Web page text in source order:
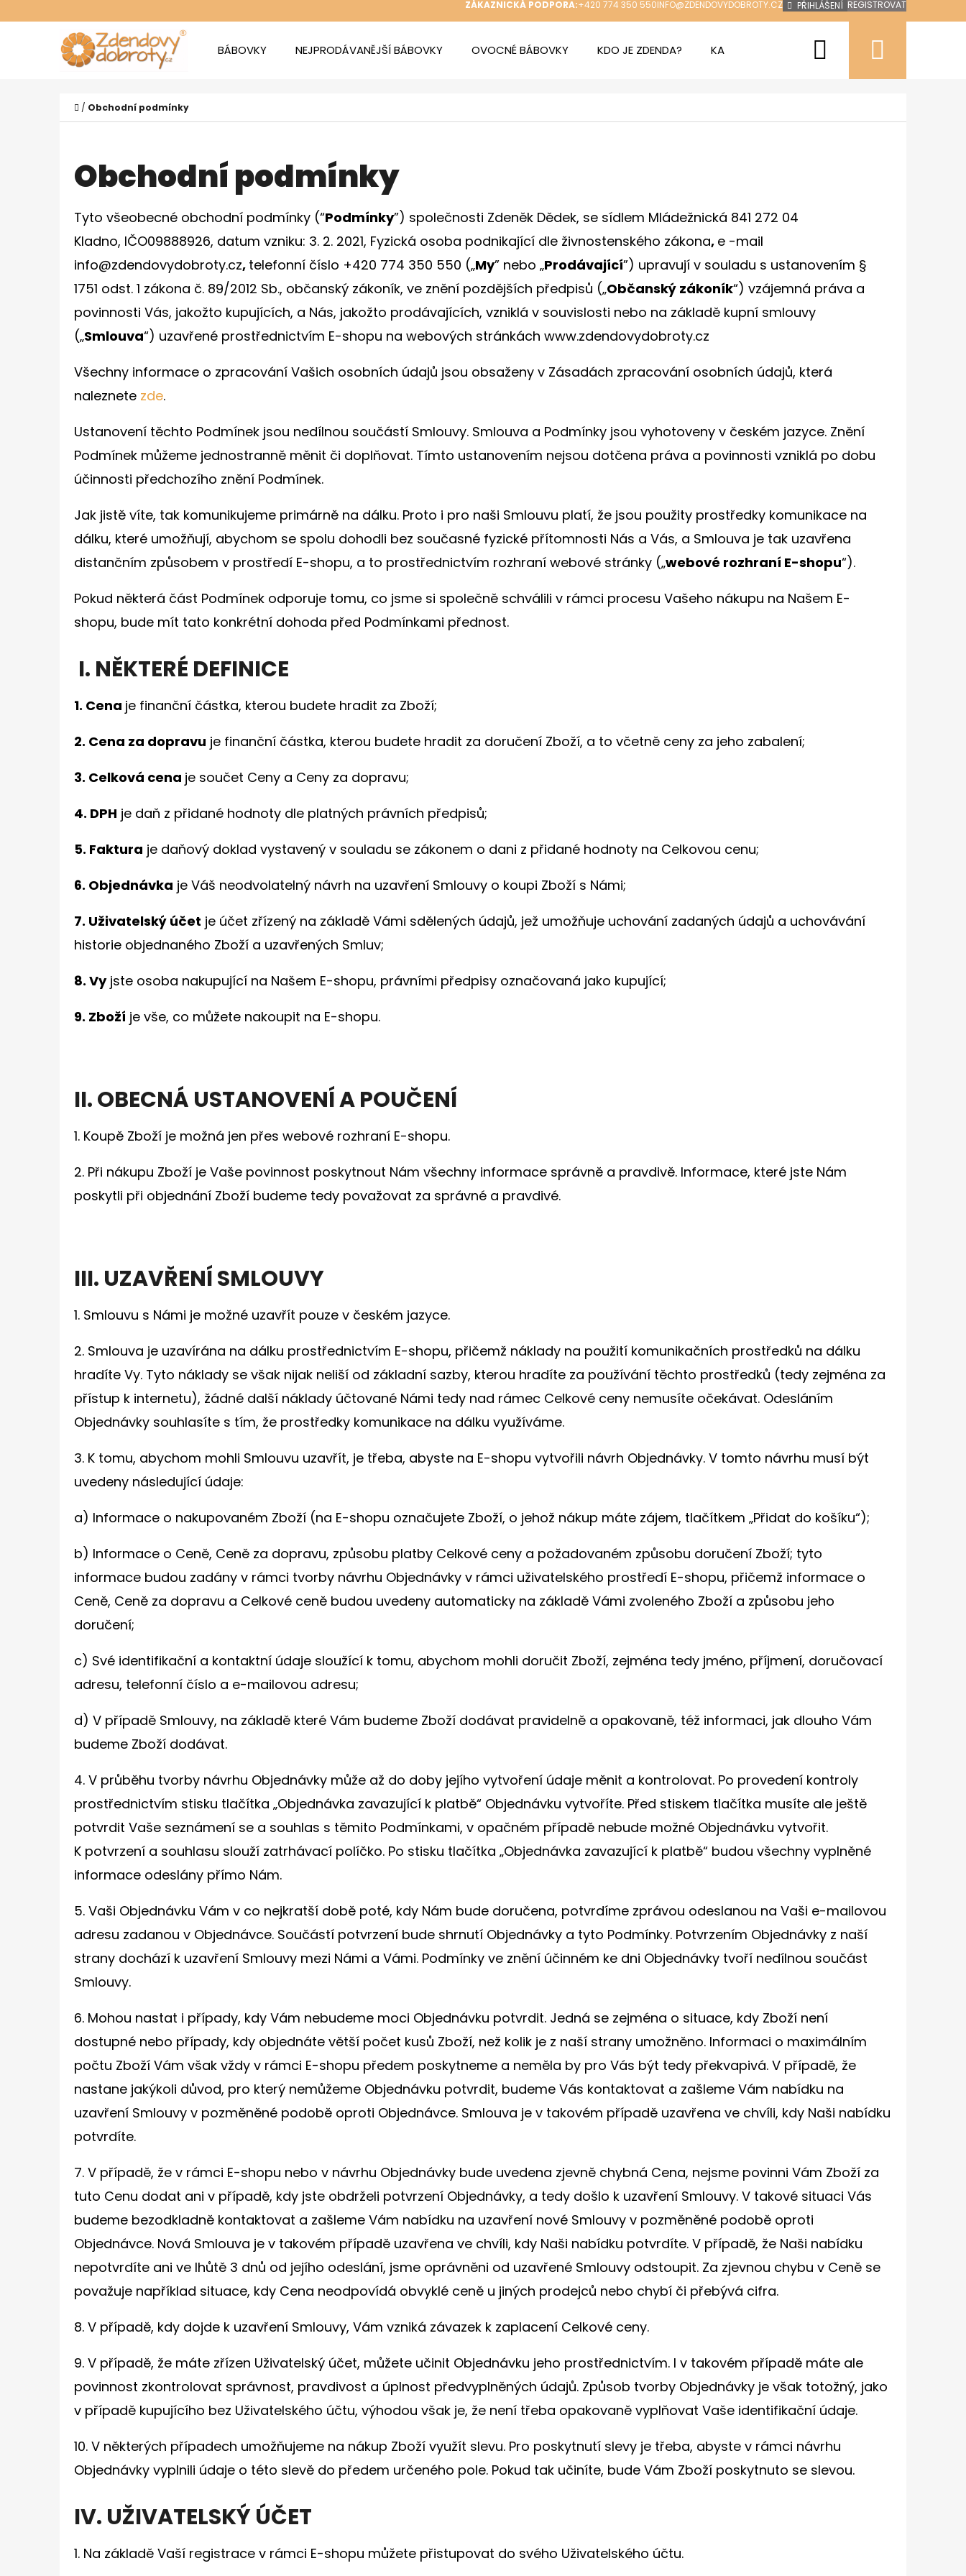
ZÁKAZNICKÁ PODPORA:+420 774 350 550INFO@ZDENDOVYDOBROTY.CZ PŘIHLÁŠENÍ REGISTROVAT
BÁBOVKY NEJPRODÁVANĚJŠÍ BÁBOVKY OVOCNÉ BÁBOVKY KDO JE ZDENDA? KAVÁRNY Hledat
Domů
/ Obchodní podmínky
Obchodní podmínky
Tyto všeobecné obchodní podmínky (“Podmínky”) společnosti Zdeněk Dědek, se sídlem Mládežnická 841 272 04
Kladno, IČO09888926, datum vzniku: 3. 2. 2021, Fyzická osoba podnikající dle živnostenského zákona, e -mail
info@zdendovydobroty.cz, telefonní číslo +420 774 350 550 („My” nebo „Prodávající”) upravují v souladu s ustanovením §
1751 odst. 1 zákona č. 89/2012 Sb., občanský zákoník, ve znění pozdějších předpisů („Občanský zákoník“) vzájemná práva a
povinnosti Vás, jakožto kupujících, a Nás, jakožto prodávajících, vzniklá v souvislosti nebo na základě kupní smlouvy
(„Smlouva“) uzavřené prostřednictvím E-shopu na webových stránkách www.zdendovydobroty.cz
Všechny informace o zpracování Vašich osobních údajů jsou obsaženy v Zásadách zpracování osobních údajů, která
naleznete zde.
Ustanovení těchto Podmínek jsou nedílnou součástí Smlouvy. Smlouva a Podmínky jsou vyhotoveny v českém jazyce. Znění
Podmínek můžeme jednostranně měnit či doplňovat. Tímto ustanovením nejsou dotčena práva a povinnosti vzniklá po dobu
účinnosti předchozího znění Podmínek.
Jak jistě víte, tak komunikujeme primárně na dálku. Proto i pro naši Smlouvu platí, že jsou použity prostředky komunikace na
dálku, které umožňují, abychom se spolu dohodli bez současné fyzické přítomnosti Nás a Vás, a Smlouva je tak uzavřena
distančním způsobem v prostředí E-shopu, a to prostřednictvím rozhraní webové stránky („webové rozhraní E-shopu“).
Pokud některá část Podmínek odporuje tomu, co jsme si společně schválili v rámci procesu Vašeho nákupu na Našem E-
shopu, bude mít tato konkrétní dohoda před Podmínkami přednost.
I. NĚKTERÉ DEFINICE
1. Cena je finanční částka, kterou budete hradit za Zboží;
2. Cena za dopravu je finanční částka, kterou budete hradit za doručení Zboží, a to včetně ceny za jeho zabalení;
3. Celková cena je součet Ceny a Ceny za dopravu;
4. DPH je daň z přidané hodnoty dle platných právních předpisů;
5. Faktura je daňový doklad vystavený v souladu se zákonem o dani z přidané hodnoty na Celkovou cenu;
6. Objednávka je Váš neodvolatelný návrh na uzavření Smlouvy o koupi Zboží s Námi;
7. Uživatelský účet je účet zřízený na základě Vámi sdělených údajů, jež umožňuje uchování zadaných údajů a uchovávání
historie objednaného Zboží a uzavřených Smluv;
8. Vyjste osoba nakupující na Našem E-shopu, právními předpisy označovaná jako kupující;
9. Zboží je vše, co můžete nakoupit na E-shopu.
II. OBECNÁ USTANOVENÍ A POUČENÍ
1. Koupě Zboží je možná jen přes webové rozhraní E-shopu.
2. Při nákupu Zboží je Vaše povinnost poskytnout Nám všechny informace správně a pravdivě. Informace, které jste Nám
poskytli při objednání Zboží budeme tedy považovat za správné a pravdivé.
III. UZAVŘENÍ SMLOUVY
1. Smlouvu s Námi je možné uzavřít pouze v českém jazyce.
2. Smlouva je uzavírána na dálku prostřednictvím E-shopu, přičemž náklady na použití komunikačních prostředků na dálku
hradíte Vy. Tyto náklady se však nijak neliší od základní sazby, kterou hradíte za používání těchto prostředků (tedy zejména za
přístup k internetu), žádné další náklady účtované Námi tedy nad rámec Celkové ceny nemusíte očekávat. Odesláním
Objednávky souhlasíte s tím, že prostředky komunikace na dálku využíváme.
3. K tomu, abychom mohli Smlouvu uzavřít, je třeba, abyste na E-shopu vytvořili návrh Objednávky. V tomto návrhu musí být
uvedeny následující údaje:
a) Informace o nakupovaném Zboží (na E-shopu označujete Zboží, o jehož nákup máte zájem, tlačítkem „Přidat do košíku“);
b) Informace o Ceně, Ceně za dopravu, způsobu platby Celkové ceny a požadovaném způsobu doručení Zboží; tyto
informace budou zadány v rámci tvorby návrhu Objednávky v rámci uživatelského prostředí E-shopu, přičemž informace o
Ceně, Ceně za dopravu a Celkové ceně budou uvedeny automaticky na základě Vámi zvoleného Zboží a způsobu jeho
doručení;
c) Své identifikační a kontaktní údaje sloužící k tomu, abychom mohli doručit Zboží, zejména tedy jméno, příjmení, doručovací
adresu, telefonní číslo a e-mailovou adresu;
d) V případě Smlouvy, na základě které Vám budeme Zboží dodávat pravidelně a opakovaně, též informaci, jak dlouho Vám
budeme Zboží dodávat.
4. V průběhu tvorby návrhu Objednávky může až do doby jejího vytvoření údaje měnit a kontrolovat. Po provedení kontroly
prostřednictvím stisku tlačítka „Objednávka zavazující k platbě“ Objednávku vytvoříte. Před stiskem tlačítka musíte ale ještě
potvrdit Vaše seznámení se a souhlas s těmito Podmínkami, v opačném případě nebude možné Objednávku vytvořit.
K potvrzení a souhlasu slouží zatrhávací políčko. Po stisku tlačítka „Objednávka zavazující k platbě“ budou všechny vyplněné
informace odeslány přímo Nám.
5. Vaši Objednávku Vám v co nejkratší době poté, kdy Nám bude doručena, potvrdíme zprávou odeslanou na Vaši e-mailovou
adresu zadanou v Objednávce. Součástí potvrzení bude shrnutí Objednávky a tyto Podmínky. Potvrzením Objednávky z naší
strany dochází k uzavření Smlouvy mezi Námi a Vámi. Podmínky ve znění účinném ke dni Objednávky tvoří nedílnou součást
Smlouvy.
6. Mohou nastat i případy, kdy Vám nebudeme moci Objednávku potvrdit. Jedná se zejména o situace, kdy Zboží není
dostupné nebo případy, kdy objednáte větší počet kusů Zboží, než kolik je z naší strany umožněno. Informaci o maximálním
počtu Zboží Vám však vždy v rámci E-shopu předem poskytneme a neměla by pro Vás být tedy překvapivá. V případě, že
nastane jakýkoli důvod, pro který nemůžeme Objednávku potvrdit, budeme Vás kontaktovat a zašleme Vám nabídku na
uzavření Smlouvy v pozměněné podobě oproti Objednávce. Smlouva je v takovém případě uzavřena ve chvíli, kdy Naši nabídku
potvrdíte.
7. V případě, že v rámci E-shopu nebo v návrhu Objednávky bude uvedena zjevně chybná Cena, nejsme povinni Vám Zboží za
tuto Cenu dodat ani v případě, kdy jste obdrželi potvrzení Objednávky, a tedy došlo k uzavření Smlouvy. V takové situaci Vás
budeme bezodkladně kontaktovat a zašleme Vám nabídku na uzavření nové Smlouvy v pozměněné podobě oproti
Objednávce. Nová Smlouva je v takovém případě uzavřena ve chvíli, kdy Naši nabídku potvrdíte. V případě, že Naši nabídku
nepotvrdíte ani ve lhůtě 3 dnů od jejího odeslání, jsme oprávněni od uzavřené Smlouvy odstoupit. Za zjevnou chybu v Ceně se
považuje například situace, kdy Cena neodpovídá obvyklé ceně u jiných prodejců nebo chybí či přebývá cifra.
8. V případě, kdy dojde k uzavření Smlouvy, Vám vzniká závazek k zaplacení Celkové ceny.
9. V případě, že máte zřízen Uživatelský účet, můžete učinit Objednávku jeho prostřednictvím. I v takovém případě máte ale
povinnost zkontrolovat správnost, pravdivost a úplnost předvyplněných údajů. Způsob tvorby Objednávky je však totožný, jako
v případě kupujícího bez Uživatelského účtu, výhodou však je, že není třeba opakovaně vyplňovat Vaše identifikační údaje.
10. V některých případech umožňujeme na nákup Zboží využít slevu. Pro poskytnutí slevy je třeba, abyste v rámci návrhu
Objednávky vyplnili údaje o této slevě do předem určeného pole. Pokud tak učiníte, bude Vám Zboží poskytnuto se slevou.
IV. UŽIVATELSKÝ ÚČET
1. Na základě Vaší registrace v rámci E-shopu můžete přistupovat do svého Uživatelského účtu.
Zpět
do
Zpět
do
DOPORUČUJEME
Následující
ZDENDOVA CITRONOVÁ BÁBOVKA
ZDENDOVA BÁBOVKA S VAJEČNÝM
KRÉMEM
289 Kč
ZDENDOVA MERUŇKOVÁ BÁBOVKA
289 Kč